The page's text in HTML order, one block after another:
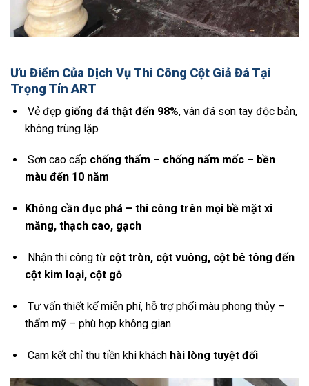
Ưu Điểm Của Dịch Vụ Thi Công Cột Giả Đá Tại
Trọng Tín ART
Vẻ đẹp giống đá thật đến 98%, vân đá sơn tay độc bản,
không trùng lặp
Sơn cao cấp chống thấm – chống nấm mốc – bền
màu đến 10 năm
Không cần đục phá – thi công trên mọi bề mặt xi
măng, thạch cao, gạch
Nhận thi công từ cột tròn, cột vuông, cột bê tông đến
cột kim loại, cột gỗ
Tư vấn thiết kế miễn phí, hỗ trợ phối màu phong thủy –
thẩm mỹ – phù hợp không gian
Cam kết chỉ thu tiền khi khách hài lòng tuyệt đối